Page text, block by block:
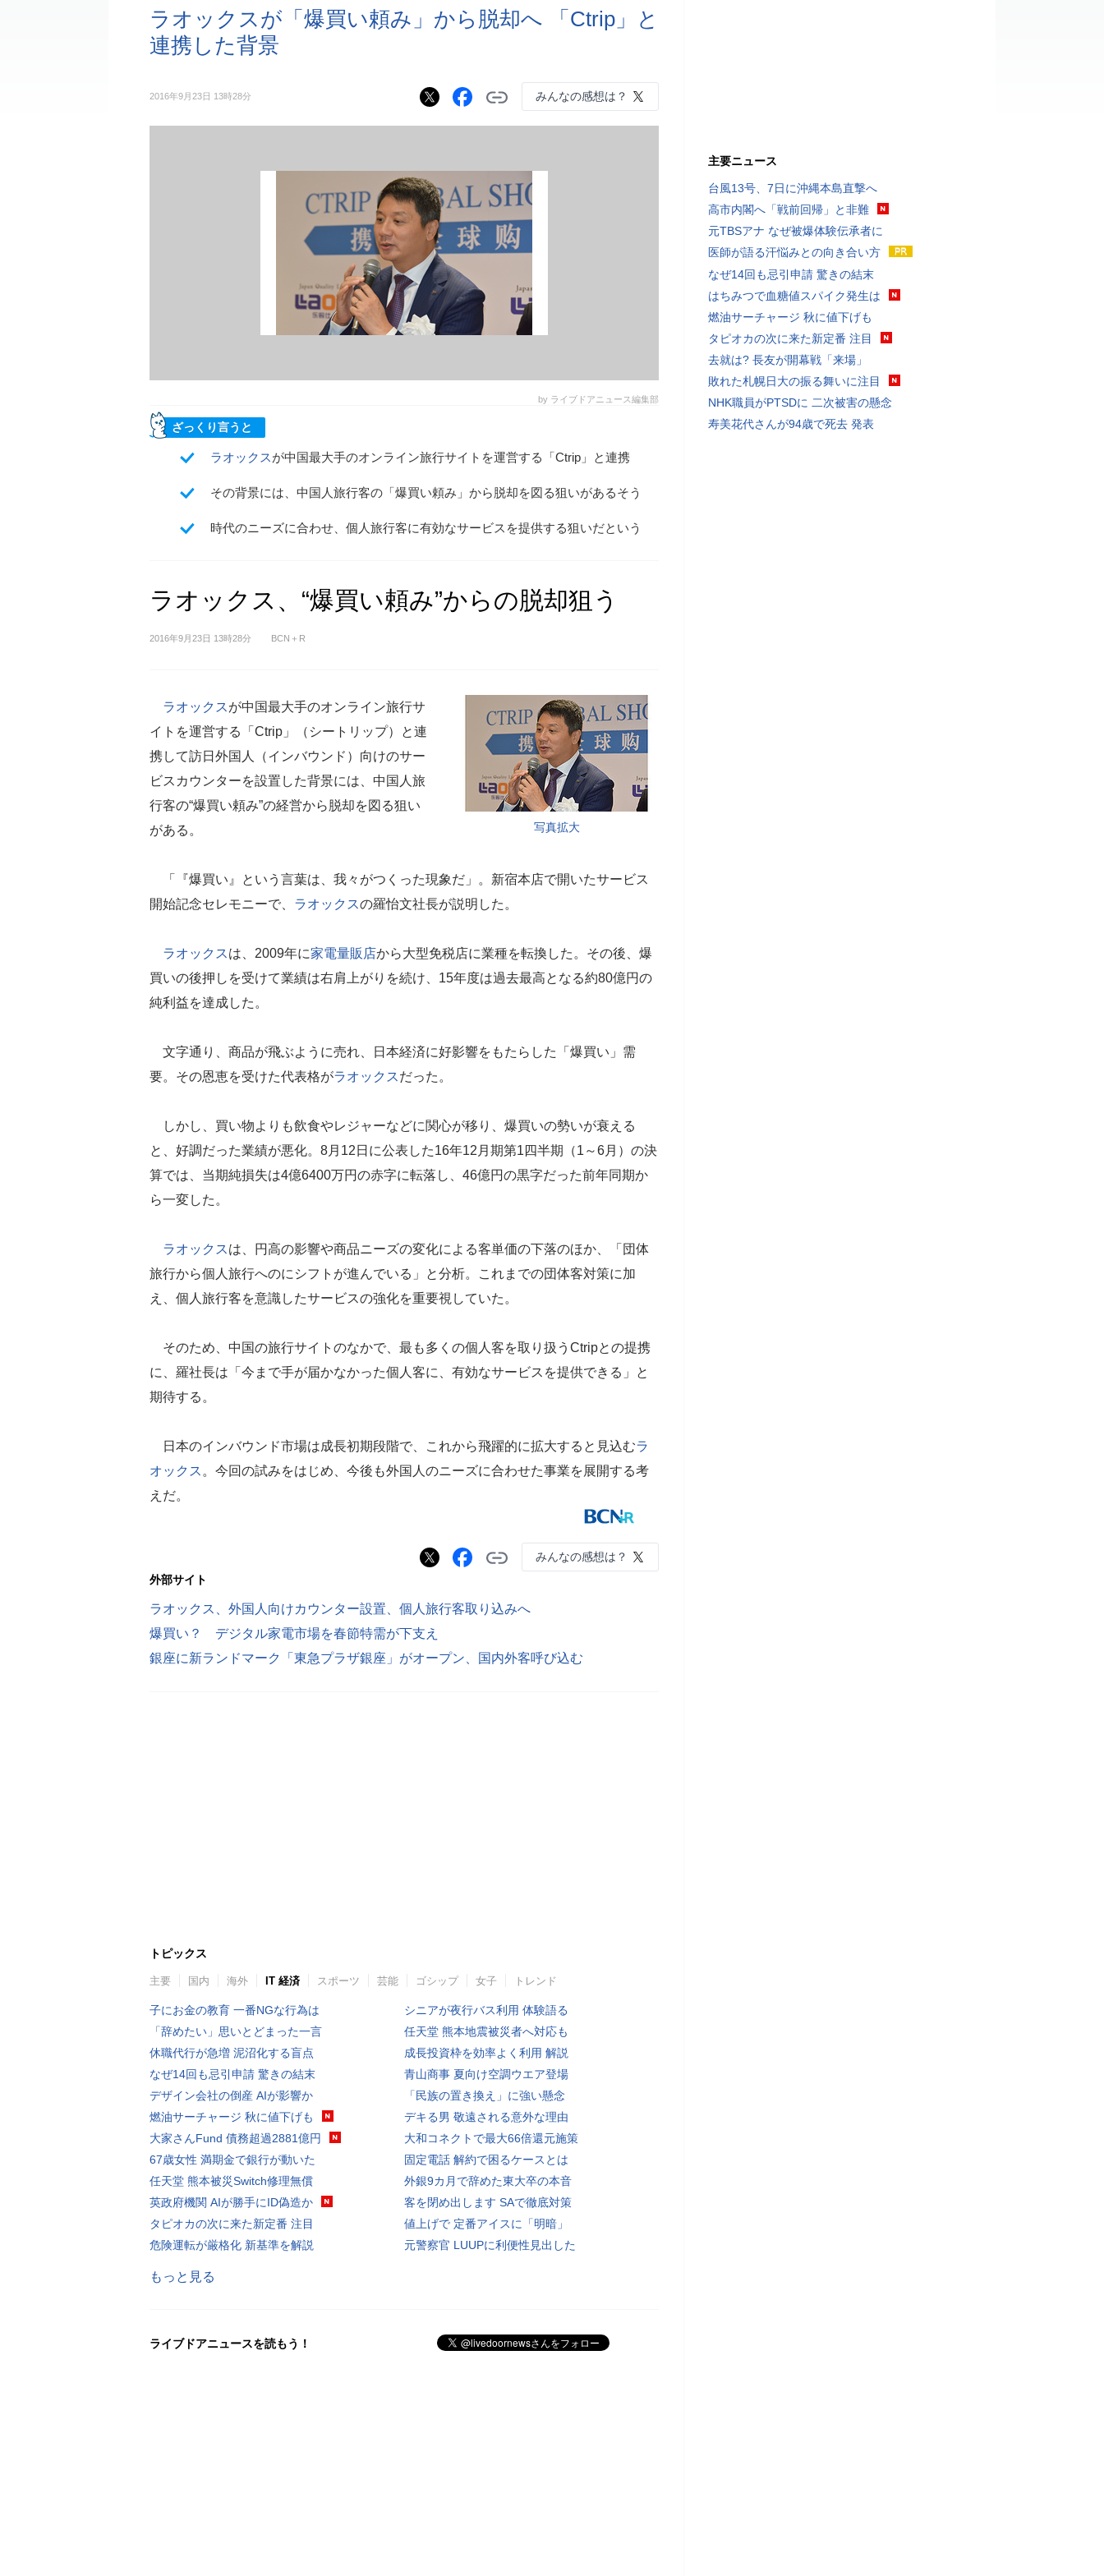
ラオックスが「爆買い頼み」から脱却へ 「Ctrip」と
連携した背景
2016年9月23日 13時28分 みんなの感想は？
by ライブドアニュース編集部
ざっくり言うと
ラオックスが中国最大手のオンライン旅行サイトを運営する「Ctrip」と連携
その背景には、中国人旅行客の「爆買い頼み」から脱却を図る狙いがあるそう
時代のニーズに合わせ、個人旅行客に有効なサービスを提供する狙いだという
ラオックス、“爆買い頼み”からの脱却狙う
2016年9月23日 13時28分 BCN＋R
写真拡大
ラオックスが中国最大手のオンライン旅行サ
イトを運営する「Ctrip」（シートリップ）と連
携して訪日外国人（インバウンド）向けのサー
ビスカウンターを設置した背景には、中国人旅
行客の“爆買い頼み”の経営から脱却を図る狙い
がある。
「『爆買い』という言葉は、我々がつくった現象だ」。新宿本店で開いたサービス
開始記念セレモニーで、 ラオックスの羅怡文社長が説明した。
ラオックスは、2009年に家電量販店から大型免税店に業種を転換した。その後、爆
買いの後押しを受けて業績は右肩上がりを続け、15年度は過去最高となる約80億円の
純利益を達成した。
文字通り、商品が飛ぶように売れ、日本経済に好影響をもたらした「爆買い」需
要。その恩恵を受けた代表格がラオックスだった。
しかし、買い物よりも飲食やレジャーなどに関心が移り、爆買いの勢いが衰える
と、好調だった業績が悪化。8月12日に公表した16年12月期第1四半期（1～6月）の決
算では、当期純損失は4億6400万円の赤字に転落し、46億円の黒字だった前年同期か
ら一変した。
ラオックスは、円高の影響や商品ニーズの変化による客単価の下落のほか、「団体
旅行から個人旅行へのにシフトが進んでいる」と分析。これまでの団体客対策に加
え、個人旅行客を意識したサービスの強化を重要視していた。
そのため、中国の旅行サイトのなかで、最も多くの個人客を取り扱うCtripとの提携
に、羅社長は「今まで手が届かなかった個人客に、有効なサービスを提供できる」と
期待する。
日本のインバウンド市場は成長初期段階で、これから飛躍的に拡大すると見込むラ
オックス 。今回の試みをはじめ、今後も外国人のニーズに合わせた事業を展開する考
えだ。
みんなの感想は？
外部サイト
ラオックス、外国人向けカウンター設置、個人旅行客取り込みへ
爆買い？ デジタル家電市場を春節特需が下支え
銀座に新ランドマーク「東急プラザ銀座」がオープン、国内外客呼び込む
トピックス
主要 国内 海外 IT 経済 スポーツ 芸能 ゴシップ 女子 トレンド
子にお金の教育 一番NGな行為は
「辞めたい」思いとどまった一言
休職代行が急増 泥沼化する盲点
なぜ14回も忌引申請 驚きの結末
デザイン会社の倒産 AIが影響か
燃油サーチャージ 秋に値下げも
大家さんFund 債務超過2881億円
67歳女性 満期金で銀行が動いた
任天堂 熊本被災Switch修理無償
英政府機関 AIが勝手にID偽造か
タピオカの次に来た新定番 注目
危険運転が厳格化 新基準を解説
シニアが夜行バス利用 体験語る
任天堂 熊本地震被災者へ対応も
成長投資枠を効率よく利用 解説
青山商事 夏向け空調ウエア登場
「民族の置き換え」に強い懸念
デキる男 敬遠される意外な理由
大和コネクトで最大66倍還元施策
固定電話 解約で困るケースとは
外銀9カ月で辞めた東大卒の本音
客を閉め出します SAで徹底対策
値上げで 定番アイスに「明暗」
元警察官 LUUPに利便性見出した
もっと見る
ライブドアニュースを読もう！
主要ニュース
台風13号、7日に沖縄本島直撃へ
高市内閣へ「戦前回帰」と非難
元TBSアナ なぜ被爆体験伝承者に
医師が語る汗悩みとの向き合い方
なぜ14回も忌引申請 驚きの結末
はちみつで血糖値スパイク発生は
燃油サーチャージ 秋に値下げも
タピオカの次に来た新定番 注目
去就は? 長友が開幕戦「来場」
敗れた札幌日大の振る舞いに注目
NHK職員がPTSDに 二次被害の懸念
寿美花代さんが94歳で死去 発表